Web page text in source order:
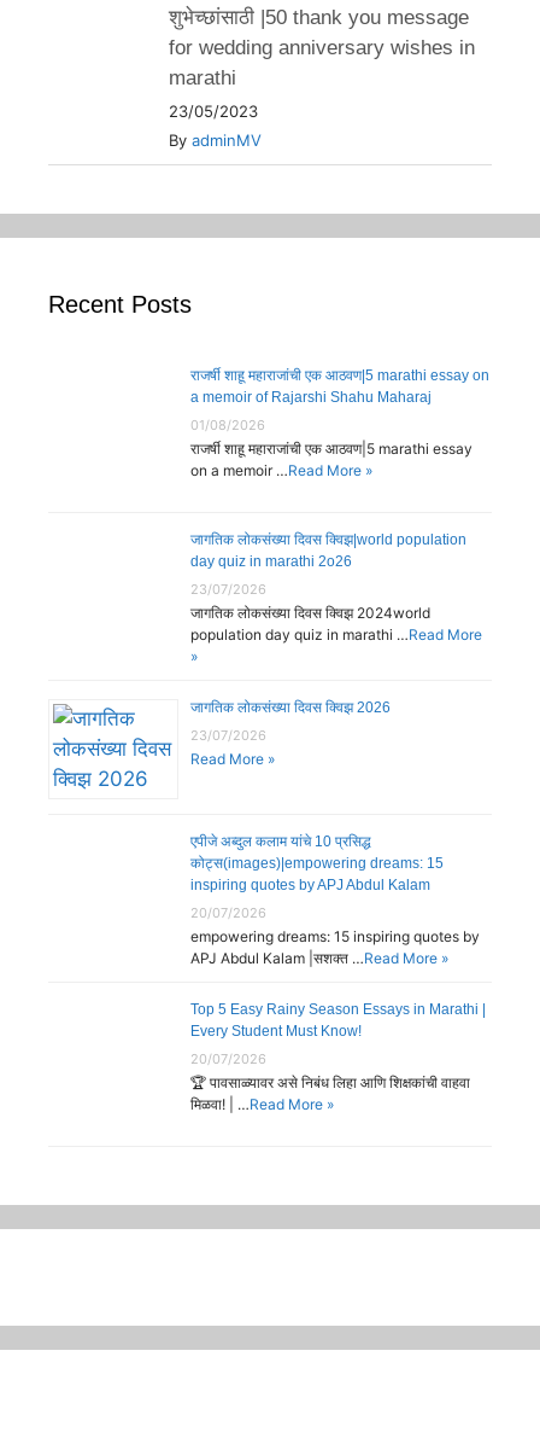
शुभेच्छांसाठी |50 thank you message
for wedding anniversary wishes in
marathi
23/05/2023
By adminMV
Recent Posts
राजर्षी शाहू महाराजांची एक आठवण|5 marathi essay on
a memoir of Rajarshi Shahu Maharaj
01/08/2026
राजर्षी शाहू महाराजांची एक आठवण|5 marathi essay
on a memoir …Read More »
जागतिक लोकसंख्या दिवस क्विझ|world population
day quiz in marathi 2o26
23/07/2026
जागतिक लोकसंख्या दिवस क्विझ 2024world
population day quiz in marathi …Read More
»
जागतिक लोकसंख्या दिवस क्विझ 2026
23/07/2026
Read More »
एपीजे अब्दुल कलाम यांचे 10 प्रसिद्ध
कोट्स(images)|empowering dreams: 15
inspiring quotes by APJ Abdul Kalam
20/07/2026
empowering dreams: 15 inspiring quotes by
APJ Abdul Kalam |सशक्त …Read More »
Top 5 Easy Rainy Season Essays in Marathi |
Every Student Must Know!
20/07/2026
🏆 पावसाळ्यावर असे निबंध लिहा आणि शिक्षकांची वाहवा
मिळवा! | …Read More »